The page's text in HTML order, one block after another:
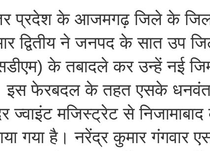
प्रदेश के आजमगढ़ जिले के
द्वितीय ने जनपद के सात उप
के तबादले कर उन्हें नई
इस फेरबदल के तहत एसके
ज्वाइंट मजिस्ट्रेट से
गया है। नरेंद्र कुमार गंगवार